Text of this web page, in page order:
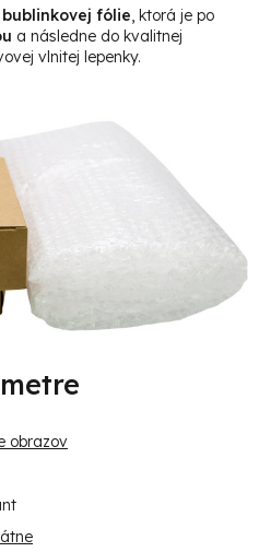
bublinkovej fólie , ktorá je po
a následne do kvalitnej
vlnitej lepenky.
obrazov